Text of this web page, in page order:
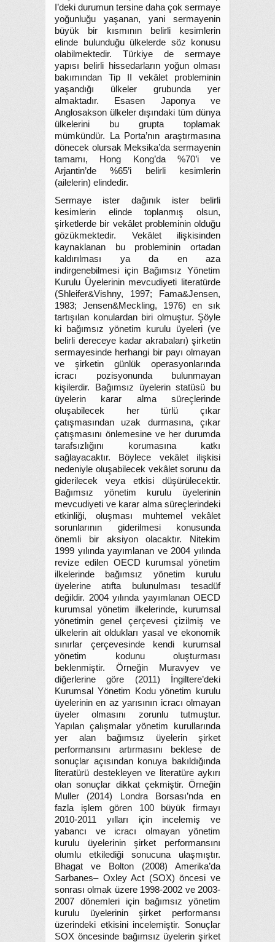
I’deki durumun tersine daha çok sermaye
yoğunluğu yaşanan, yani sermayenin
büyük bir kısmının belirli kesimlerin
elinde bulunduğu ülkelerde söz konusu
olabilmektedir. Türkiye de sermaye
yapısı belirli hissedarların yoğun olması
bakımından Tip II vekâlet probleminin
yaşandığı ülkeler grubunda yer
almaktadır. Esasen Japonya ve
Anglosakson ülkeler dışındaki tüm dünya
ülkelerini bu grupta toplamak
mümkündür. La Porta’nın araştırmasına
dönecek olursak Meksika’da sermayenin
tamamı, Hong Kong’da %70’i ve
Arjantin’de %65’i belirli kesimlerin
(ailelerin) elindedir.
Sermaye ister dağınık ister belirli
kesimlerin elinde toplanmış olsun,
şirketlerde bir vekâlet probleminin olduğu
gözükmektedir. Vekâlet ilişkisinden
kaynaklanan bu probleminin ortadan
kaldırılması ya da en aza
indirgenebilmesi için Bağımsız Yönetim
Kurulu Üyelerinin mevcudiyeti literatürde
(Shleifer&Vishny, 1997; Fama&Jensen,
1983; Jensen&Meckling, 1976) en sık
tartışılan konulardan biri olmuştur. Şöyle
ki bağımsız yönetim kurulu üyeleri (ve
belirli dereceye kadar akrabaları) şirketin
sermayesinde herhangi bir payı olmayan
ve şirketin günlük operasyonlarında
icracı pozisyonunda bulunmayan
kişilerdir. Bağımsız üyelerin statüsü bu
üyelerin karar alma süreçlerinde
oluşabilecek her türlü çıkar
çatışmasından uzak durmasına, çıkar
çatışmasını önlemesine ve her durumda
tarafsızlığını korumasına katkı
sağlayacaktır. Böylece vekâlet ilişkisi
nedeniyle oluşabilecek vekâlet sorunu da
giderilecek veya etkisi düşürülecektir.
Bağımsız yönetim kurulu üyelerinin
mevcudiyeti ve karar alma süreçlerindeki
etkinliği, oluşması muhtemel vekâlet
sorunlarının giderilmesi konusunda
önemli bir aksiyon olacaktır. Nitekim
1999 yılında yayımlanan ve 2004 yılında
revize edilen OECD kurumsal yönetim
ilkelerinde bağımsız yönetim kurulu
üyelerine atıfta bulunulması tesadüf
değildir. 2004 yılında yayımlanan OECD
kurumsal yönetim ilkelerinde, kurumsal
yönetimin genel çerçevesi çizilmiş ve
ülkelerin ait oldukları yasal ve ekonomik
sınırlar çerçevesinde kendi kurumsal
yönetim kodunu oluşturması
beklenmiştir. Örneğin Muravyev ve
diğerlerine göre (2011) İngiltere’deki
Kurumsal Yönetim Kodu yönetim kurulu
üyelerinin en az yarısının icracı olmayan
üyeler olmasını zorunlu tutmuştur.
Yapılan çalışmalar yönetim kurullarında
yer alan bağımsız üyelerin şirket
performansını artırmasını beklese de
sonuçlar açısından konuya bakıldığında
literatürü destekleyen ve literatüre aykırı
olan sonuçlar dikkat çekmiştir. Örneğin
Muller (2014) Londra Borsası’nda en
fazla işlem gören 100 büyük firmayı
2010-2011 yılları için incelemiş ve
yabancı ve icracı olmayan yönetim
kurulu üyelerinin şirket performansını
olumlu etkilediği sonucuna ulaşmıştır.
Bhagat ve Bolton (2008) Amerika’da
Sarbanes– Oxley Act (SOX) öncesi ve
sonrası olmak üzere 1998-2002 ve 2003-
2007 dönemleri için bağımsız yönetim
kurulu üyelerinin şirket performansı
üzerindeki etkisini incelemiştir. Sonuçlar
SOX öncesinde bağımsız üyelerin şirket